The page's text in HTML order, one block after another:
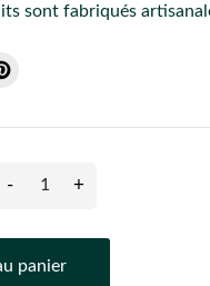
sont fabriqués
- +
panier